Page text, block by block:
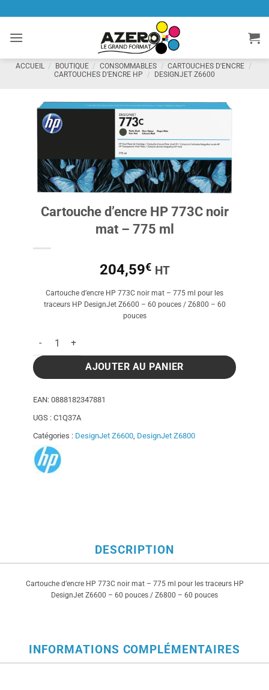
contenu
ACCUEIL / BOUTIQUE / CONSOMMABLES / CARTOUCHES D'ENCRE /
CARTOUCHES D'ENCRE HP / DESIGNJET Z6600
Cartouche d’encre HP 773C noir
mat – 775 ml
204,59€ HT
Cartouche d’encre HP 773C noir mat – 775 ml pour les
traceurs HP DesignJet Z6600 – 60 pouces / Z6800 – 60
pouces
quantité de Cartouche d'encre HP 773C noir mat - 775 ml
AJOUTER AU PANIER
EAN: 0888182347881
UGS : C1Q37A
Catégories : DesignJet Z6600, DesignJet Z6800
DESCRIPTION
Cartouche d’encre HP 773C noir mat – 775 ml pour les traceurs HP
DesignJet Z6600 – 60 pouces / Z6800 – 60 pouces
INFORMATIONS COMPLÉMENTAIRES